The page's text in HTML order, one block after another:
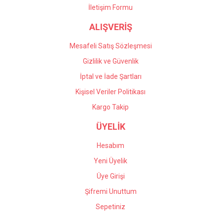
Önder Kaçar | 20/05/2026İletişim Formu
ALIŞVERİŞ
Mesafeli Satış Sözleşmesi
Gizlilik ve Güvenlik
İptal ve İade Şartları
Kişisel Veriler Politikası
Kargo Takip
ÜYELİK
Hesabım
Yeni Üyelik
Üye Girişi
Şifremi Unuttum
Sepetiniz